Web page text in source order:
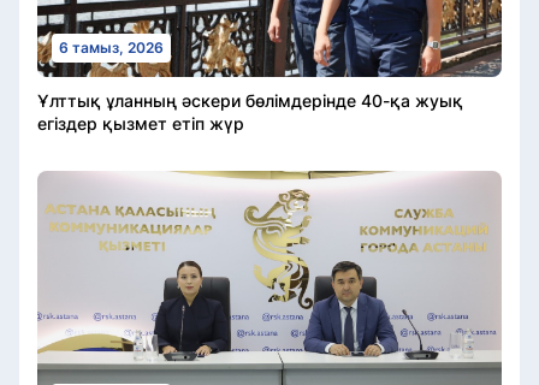
6 тамыз, 2026
Ұлттық ұланның әскери бөлімдерінде 40-қа жуық
егіздер қызмет етіп жүр